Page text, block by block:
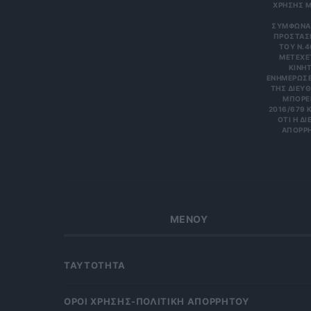
ΧΡΗΣΗΣ
ΣΎΜΦΩΝΑ
ΤΟΥ
Σ
ΡΕΊΤΕ
6/679 ΚΑΙ
Η
ΡΗΤΑ
ΜΕΝΟΥ
ΤΑΥΤΟΤΗΤΑ
OΡΟΙ ΧΡΗΣΗΣ-ΠΟΛΙΤΙΚΗ ΑΠΟΡΡΗΤΟΥ